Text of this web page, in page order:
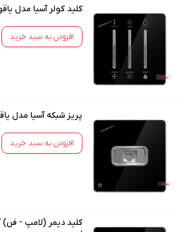
کلید کولر آسیا مدل
افزودن به سبد خرید
پریز شبکه آسیا مدل
افزودن به سبد خرید
کلید دیمر (لامپ -